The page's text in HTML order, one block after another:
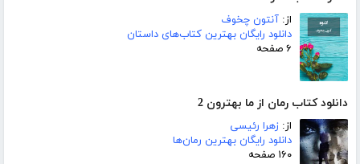
از: آنتون چخوف
دانلود رایگان بهترین کتاب‌های داستان
۶ صفحه
دانلود کتاب رمان از ما بهترون 2
از: زهرا رئیسی
دانلود رایگان بهترین رمان‌ها
۱۶۰ صفحه